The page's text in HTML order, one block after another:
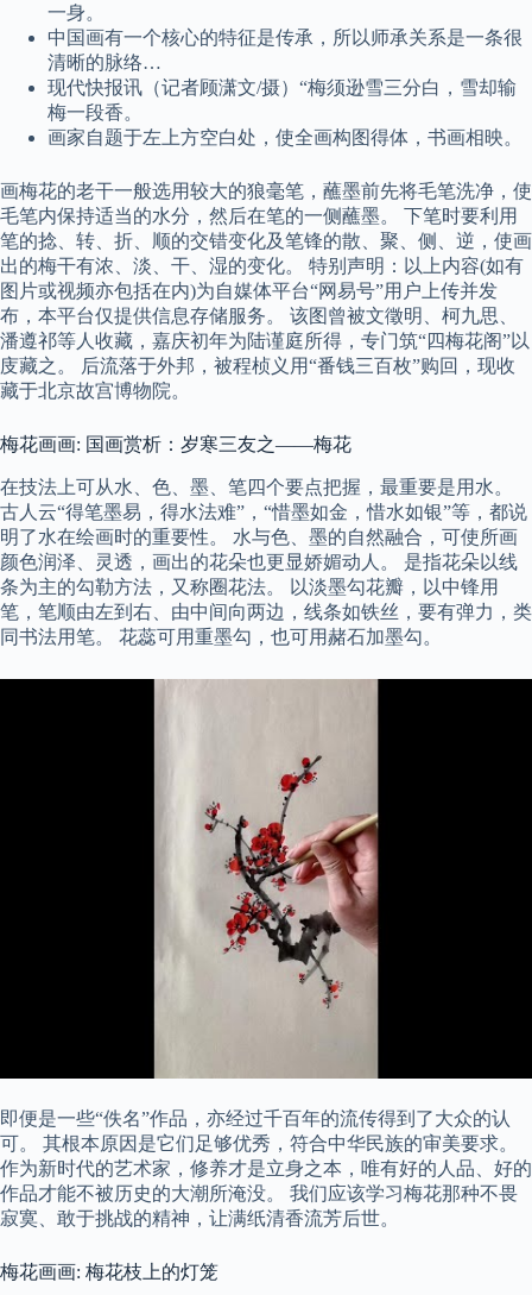
一身。
中国画有一个核心的特征是传承，所以师承关系是一条很
清晰的脉络…
现代快报讯（记者顾潇文/摄）“梅须逊雪三分白，雪却输
梅一段香。
画家自题于左上方空白处，使全画构图得体，书画相映。
画梅花的老干一般选用较大的狼毫笔，蘸墨前先将毛笔洗净，使
毛笔内保持适当的水分，然后在笔的一侧蘸墨。 下笔时要利用
笔的捻、转、折、顺的交错变化及笔锋的散、聚、侧、逆，使画
出的梅干有浓、淡、干、湿的变化。 特别声明：以上内容(如有
图片或视频亦包括在内)为自媒体平台“网易号”用户上传并发
布，本平台仅提供信息存储服务。 该图曾被文徵明、柯九思、
潘遵祁等人收藏，嘉庆初年为陆谨庭所得，专门筑“四梅花阁”以
庋藏之。 后流落于外邦，被程桢义用“番钱三百枚”购回，现收
藏于北京故宫博物院。
梅花画画: 国画赏析：岁寒三友之——梅花
在技法上可从水、色、墨、笔四个要点把握，最重要是用水。
古人云“得笔墨易，得水法难”，“惜墨如金，惜水如银”等，都说
明了水在绘画时的重要性。 水与色、墨的自然融合，可使所画
颜色润泽、灵透，画出的花朵也更显娇媚动人。 是指花朵以线
条为主的勾勒方法，又称圈花法。 以淡墨勾花瓣，以中锋用
笔，笔顺由左到右、由中间向两边，线条如铁丝，要有弹力，类
同书法用笔。 花蕊可用重墨勾，也可用赭石加墨勾。
即便是一些“佚名”作品，亦经过千百年的流传得到了大众的认
可。 其根本原因是它们足够优秀，符合中华民族的审美要求。
作为新时代的艺术家，修养才是立身之本，唯有好的人品、好的
作品才能不被历史的大潮所淹没。 我们应该学习梅花那种不畏
寂寞、敢于挑战的精神，让满纸清香流芳后世。
梅花画画: 梅花枝上的灯笼